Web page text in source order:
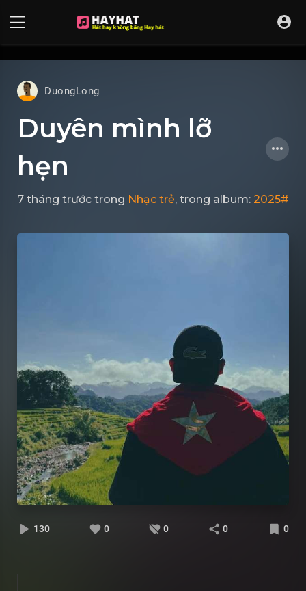
DuongLong
Duyên mình lỡ
hẹn
7 tháng trước trong Nhạc trẻ, trong album: 2025#
130 0 0 0 0